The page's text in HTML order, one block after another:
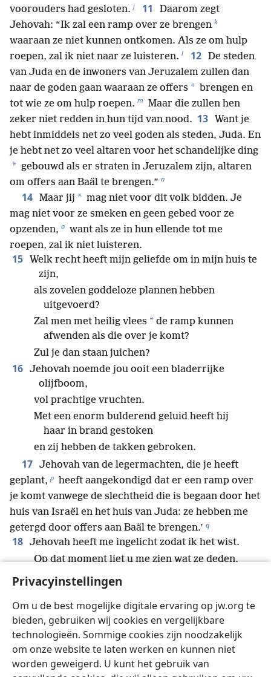
Privacyinstellingen
Om u de best mogelijke digitale ervaring op jw.org te
bieden, gebruiken wij cookies en vergelijkbare
technologieën. Sommige cookies zijn noodzakelijk
om onze website te laten werken en kunnen niet
worden geweigerd. U kunt het gebruik van
voorouders had gesloten. j 11
Daarom zegt
Jehovah: “Ik zal een ramp over ze brengen k
waaraan ze niet kunnen ontkomen. Als ze om hulp
roepen, zal ik niet naar ze luisteren. l 12 De steden
van Juda en de inwoners van Jeruzalem zullen dan
naar de goden gaan waaraan ze offers * brengen en
tot wie ze om hulp roepen. m Maar die zullen hen
zeker niet redden in hun tijd van nood. 13 Want je
hebt inmiddels net zo veel goden als steden, Juda. En
je hebt net zo veel altaren voor het schandelijke ding
* gebouwd als er straten in Jeruzalem zijn, altaren
om offers aan Baäl te brengen.” n
14 Maar jij * mag niet voor dit volk bidden. Je
mag niet voor ze smeken en geen gebed voor ze
opzenden, o want als ze in hun ellende tot me
roepen, zal ik niet luisteren.
15 Welk recht heeft mijn geliefde om in mijn huis te
zijn,
als zovelen goddeloze plannen hebben
uitgevoerd?
Zal men met heilig vlees * de ramp kunnen
afwenden als die over je komt?
Zul je dan staan juichen?
16 Jehovah noemde jou ooit een bladerrijke
olijfboom,
vol prachtige vruchten.
Met een enorm bulderend geluid heeft hij
haar in brand gestoken
en zij hebben de takken gebroken.
17 Jehovah van de legermachten, die je heeft
geplant, p heeft aangekondigd dat er een ramp over
je komt vanwege de slechtheid die is begaan door het
huis van Israël en het huis van Juda: ze hebben me
getergd door offers aan Baäl te brengen.’ q
18 Jehovah heeft me ingelicht zodat ik het wist.
Op dat moment liet u me zien wat ze deden.
19
Ik was als een mak lammetje dat naar de slacht
wordt geleid.
Ik wist niet dat ze tegen mij samenspanden: r
‘Laten we de boom en zijn vruchten
vernietigen
en laten we hem uit het land der levenden
verwijderen,